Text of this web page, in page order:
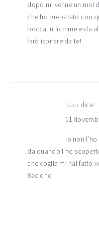
dopo mi venne un
che ho preparato con
bocca in fiamme e da
farò ispirare da te!
Sara dice
11
Io non
da quando l’ho
che voglia mi hai fatto
Bacione